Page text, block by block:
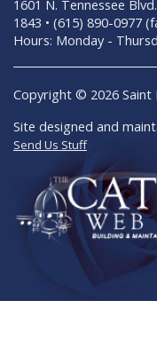
1601 N. Tennessee
1843 • (615) 890-0977
Hours: Monday -
Copyright © 2026 Saint
Site designed and
Send Us Stuff